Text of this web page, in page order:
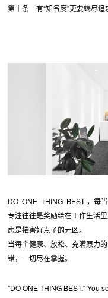
第十条 有“知名度”更要竭尽追
DO ONE THING BEST ，每当
专注往往是奖励给在工作生活
虑是摧害好点子的元凶。
当每个健康、放松、充满原力
错，一切尽在掌握。
"DO ONE THING BEST." You